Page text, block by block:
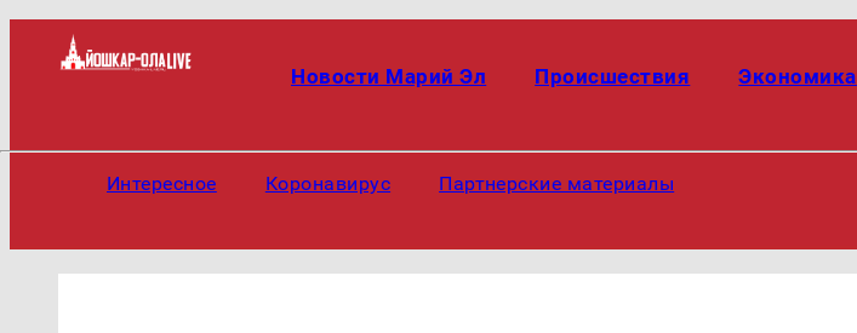
Новости Марий Эл Происшествия Экономика
Интересное Коронавирус Партнерские материалы